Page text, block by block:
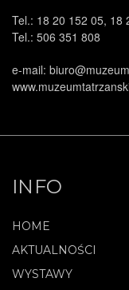
Tel.: 18 20 152 05, 18
Tel.: 506 351 808
e-mail:
INFO
HOME
AKTUALNOŚCI
WYSTAWY